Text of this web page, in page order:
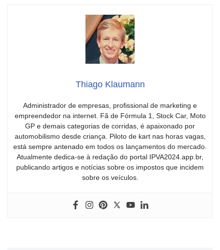
Thiago Klaumann
Administrador de empresas, profissional de marketing e
empreendedor na internet. Fã de Fórmula 1, Stock Car, Moto
GP e demais categorias de corridas, é apaixonado por
automobilismo desde criança. Piloto de kart nas horas vagas,
está sempre antenado em todos os lançamentos do mercado.
Atualmente dedica-se à redação do portal IPVA2024.app.br,
publicando artigos e notícias sobre os impostos que incidem
sobre os veículos.